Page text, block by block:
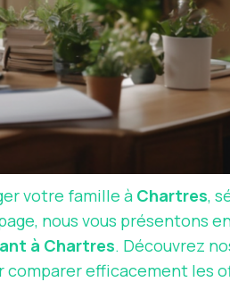
votre famille à Chartres,
nous vous présentons
à Chartres. Découvrez
comparer efficacement les